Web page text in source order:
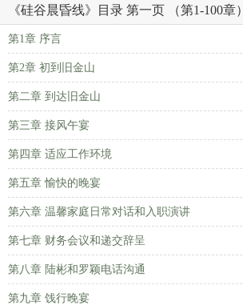
《硅谷晨昏线》目录 第一页 （第1-100章）
第1章 序言
第2章 初到旧金山
第二章 到达旧金山
第三章 接风午宴
第四章 适应工作环境
第五章 愉快的晚宴
第六章 温馨家庭日常对话和入职演讲
第七章 财务会议和递交辞呈
第八章 陆彬和罗颖电话沟通
第九章 饯行晚宴